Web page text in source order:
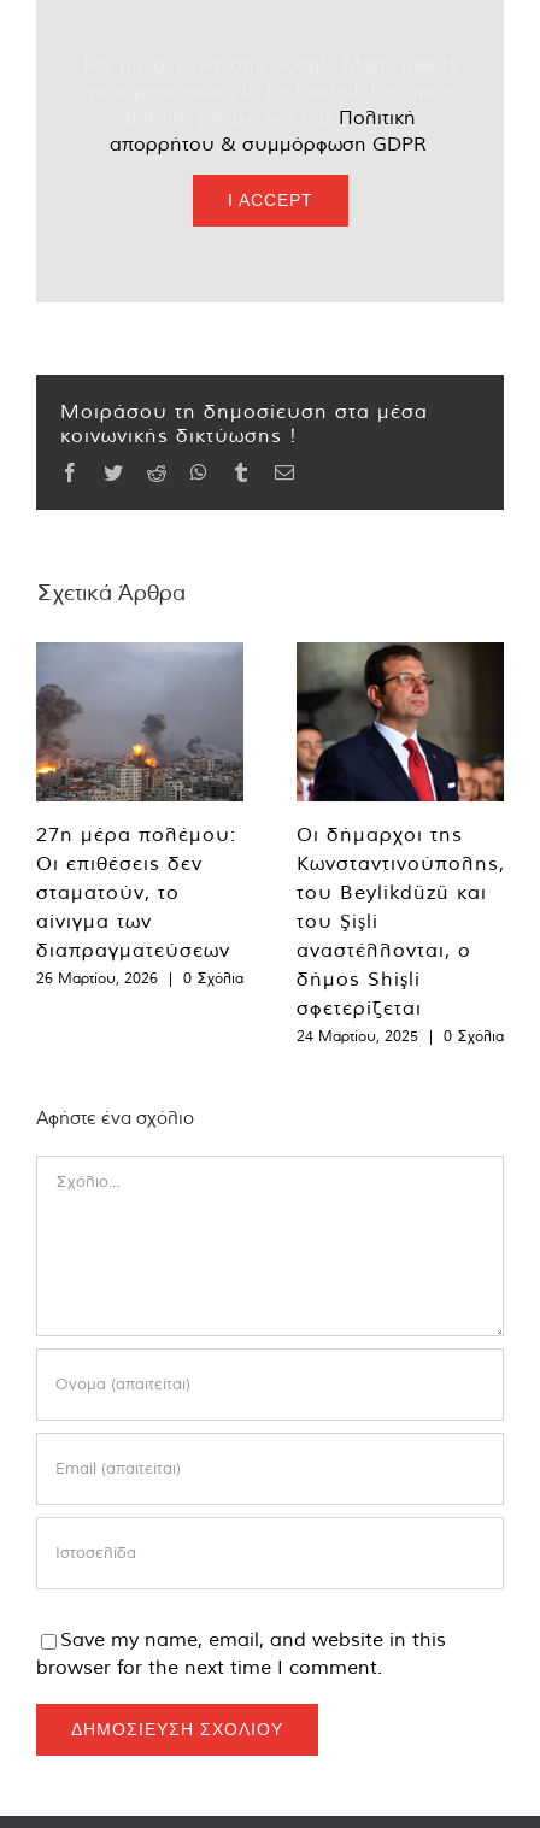
Πολιτική
απορρήτου & συμμόρφωση GDPR
I ACCEPT
Μοιράσου τη δημοσίευση στα μέσα
κοινωνικής δικτύωσης !
Facebook
TwitterReddit WhatsApp
TumblrEmail
Σχετικά Άρθρα
27η μέρα πολέμου:
Οι επιθέσεις δεν
σταματούν, το
αίνιγμα των
διαπραγματεύσεων
26 Μαρτίου, 2026 | 0 Σχόλια
Οι δήμαρχοι της
Κωνσταντινούπολης,
του Beylikdüzü και
του Şişli
αναστέλλονται, ο
δήμος Shişli
σφετερίζεται
24 Μαρτίου, 2025 | 0 Σχόλια
Αφήστε ένα σχόλιο
Save my name, email, and website in this
browser for the next time I comment.